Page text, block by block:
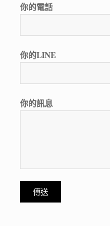
你的電話
你的LINE
你的訊息